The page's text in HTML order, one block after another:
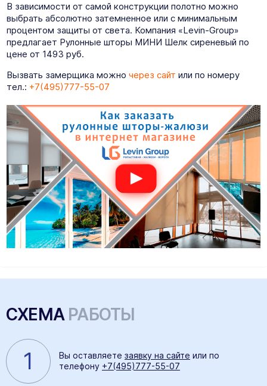
В зависимости от самой конструкции полотно можно
выбрать абсолютно затемненное или с минимальным
процентом защиты от света. Компания «Levin-Group»
предлагает Рулонные шторы МИНИ Шелк сиреневый по
цене от 1493 руб.
Вызвать замерщика можно через сайт или по номеру
тел.: +7(495)777-55-07
СХЕМА РАБОТЫ
1 Вы оставляете заявку на сайте или по
телефону +7(495)777-55-07